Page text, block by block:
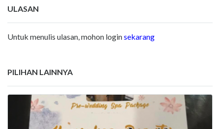
ULASAN
Untuk menulis ulasan, mohon loginsekarang
PILIHAN LAINNYA